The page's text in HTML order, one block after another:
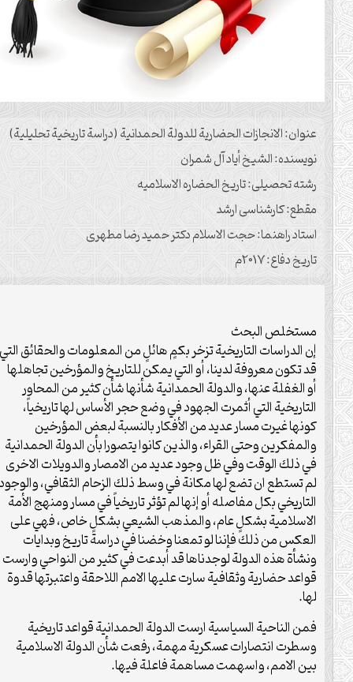
عنوان: الانجازات الحضارية للدولة الحمدانية (دراسة تاريخية تحليلية)
نویسنده: الشيخ أياد آل شمران
رشته تحصیلی: تاریخ الحضاره الاسلامیه
مقطع: کارشناسی ارشد
استاد راهنما: حجت الاسلام دکتر حمید رضا مطهری
تاریخ دفاع: 2017م
مستخلص البحث
إن الدراسات التاريخية تزخر بكمٍ هائلٍ من المعلومات والحقائق التي
قد تكون معروفة لدينا، أو التي يمكن للتاريخ والمؤرخين تجاهلها
أو الغفلة عنها، والدولة الحمدانية شأنها شأن كثير من المحاور
التاريخية التي أثمرت الجهود في وضع حجر الأساس لها تاريخياً،
كونها غيرت مسار عديد من الأفكار بالنسبة لبعض المؤرخين
والمفكرين وحتى القراء، والذين كانوا يتصورا بأن الدولة الحمدانية
في ذلك الوقت وفي ظل وجود عديد من الامصار والدويلات الاخرى
لم تستطع ان تضع لها مكانة في وسط ذلك الزحام الثقافي، والوجود
التاريخي بكل مفاصله أو إنها لم تؤثر تاريخياً في مسار ومنهج الأمة
الاسلامية بشكلٍ عام، والمذهب الشيعي بشكلٍ خاص، فهي على
العكس من ذلك فإننا لو تمعنا وخضنا في دراسة تاريخ وبدايات
ونشأة هذه الدولة لوجدناها قد أبدعت في كثير من النواحي وارست
قواعد حضارية وثقافية سارت عليها الامم اللاحقة واعتبرتها قدوة
فمن الناحية السياسية ارست الدولة الحمدانية قواعد تاريخية
وسطرت انتصارات عسكرية مهمة، رفعت شأن الدولة الاسلامية
بين الامم، واسهمت مساهمة فاعلة فيها.